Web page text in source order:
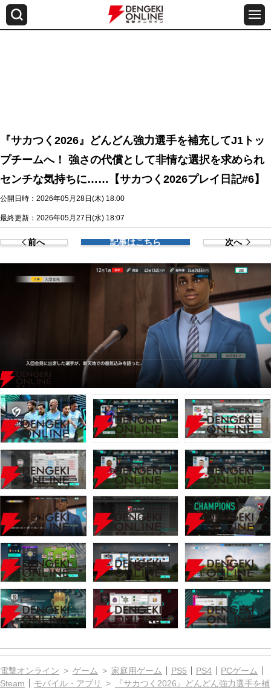
『サカつく2026』どんどん強力選手を補充してJ1トッ
プチームへ！ 強さの代償として非情な選択を求められ
センチな気持ちに……【サカつく2026プレイ日記#6】
公開日時：2026年05月28日(木) 18:00
最終更新：2026年05月27日(水) 18:07
前へ 記事はこちら 次へ
電撃オンライン ゲーム 家庭用ゲーム PS5 PS4
PCゲーム
Steam
モバイル・アプリ
『サカつく2026』どんどん強力選手を補